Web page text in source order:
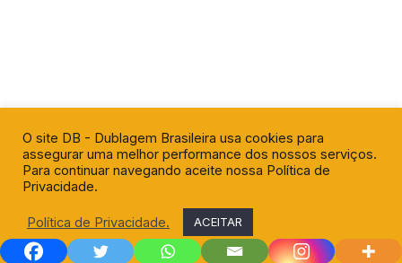
O site DB - Dublagem Brasileira usa cookies para
assegurar uma melhor performance dos nossos serviços.
Para continuar navegando aceite nossa Política de
Privacidade.
Política de Privacidade. ACEITAR